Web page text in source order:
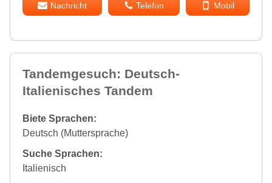
Nachricht Telefon Mobil
Tandemgesuch: Deutsch-
Italienisches Tandem
Biete Sprachen:
Deutsch (Muttersprache)
Suche Sprachen:
Italienisch